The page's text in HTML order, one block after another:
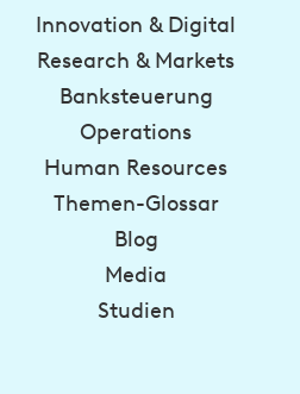
Innovation & Digital
Research & Markets
Banksteuerung
Operations
Human Resources
Themen-Glossar
Blog
Media
Studien